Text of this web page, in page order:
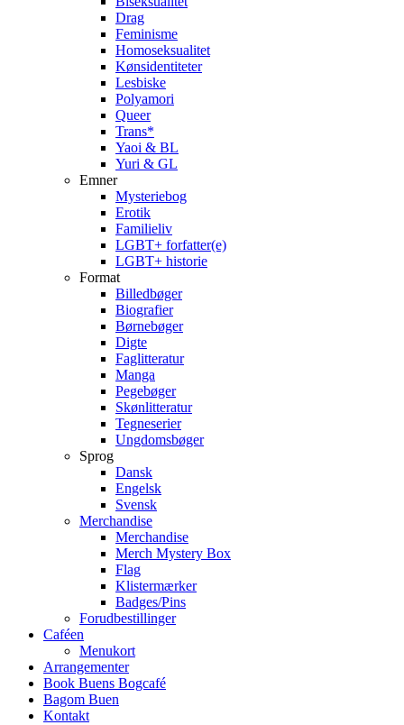
Drag
Feminisme
Homoseksualitet
Kønsidentiteter
Lesbiske
Polyamori
Queer
Trans*
Yaoi & BL
Yuri & GL
Emner
Mysteriebog
Erotik
Familieliv
LGBT+ forfatter(e)
LGBT+ historie
Format
Billedbøger
Biografier
Børnebøger
Digte
Faglitteratur
Manga
Pegebøger
Skønlitteratur
Tegneserier
Ungdomsbøger
Sprog
Dansk
Engelsk
Svensk
Merchandise
Merchandise
Merch Mystery Box
Flag
Klistermærker
Badges/Pins
Forudbestillinger
Caféen
Menukort
Arrangementer
Book Buens Bogcafé
Bagom Buen
Kontakt